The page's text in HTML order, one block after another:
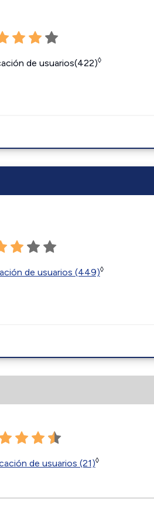
de usuarios(422)◊
de usuarios (449)◊
de usuarios (21)◊